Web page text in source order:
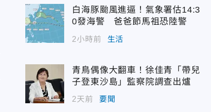
白海豚颱風進逼！氣象署估14:3
0發海警 爸爸節馬祖恐陸警
2小時前 生活
青鳥偶像大翻車！徐佳青「帶兒
子登東沙島」監察院調查出爐
2天前 要聞